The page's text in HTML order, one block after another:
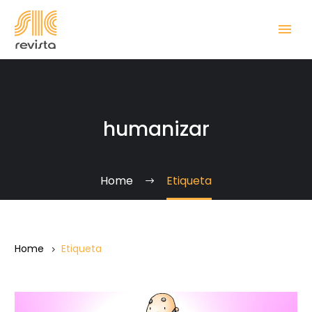
humanizar
Home Etiqueta
Home Etiqueta